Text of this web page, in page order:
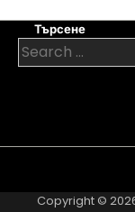
Търсене
Search
for:
Copyright ©